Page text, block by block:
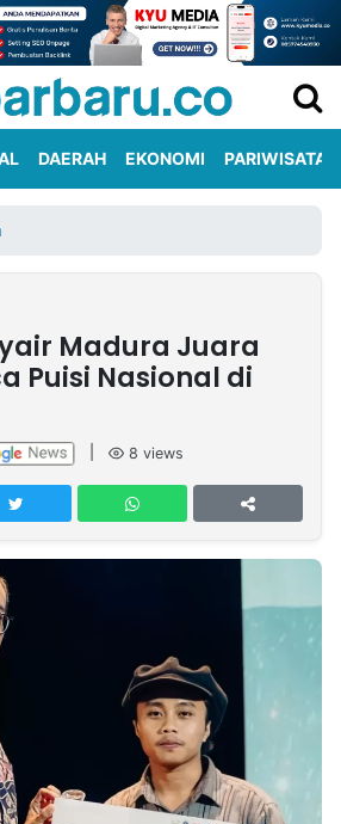
DAERAH EKONOMI PARIWISATA
Madura Juara
Puisi Nasional di
8 views